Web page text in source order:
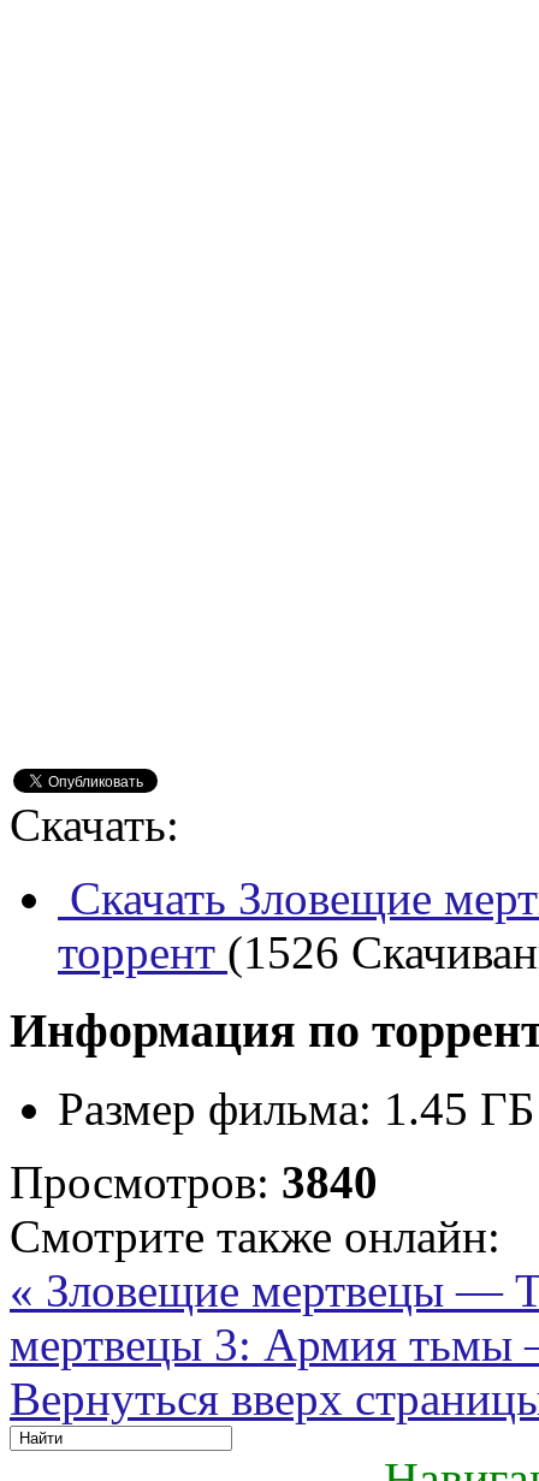
Скачать:
Скачать Зловещие
торрент (1526
Информация по
Размер фильма: 1.45 ГБ
Просмотров: 3840
Смотрите также онлайн:
« Зловещие мертвецы —
мертвецы 3: Армия тьмы
Вернуться вверх